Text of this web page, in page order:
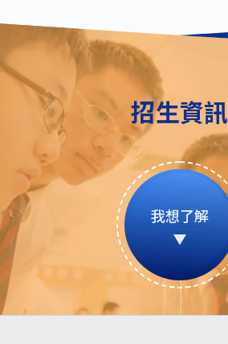
招生資訊
我想了解